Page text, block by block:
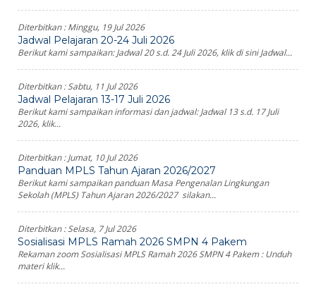
Diterbitkan :Minggu, 19 Jul 2026
Jadwal Pelajaran 20-24 Juli 2026
Berikut kami sampaikan: Jadwal 20 s.d. 24 Juli 2026, klik di sini Jadwal...
Diterbitkan :Sabtu, 11 Jul 2026
Jadwal Pelajaran 13-17 Juli 2026
Berikut kami sampaikan informasi dan jadwal: Jadwal 13 s.d. 17 Juli
2026, klik...
Diterbitkan :Jumat, 10 Jul 2026
Panduan MPLS Tahun Ajaran 2026/2027
Berikut kami sampaikan panduan Masa Pengenalan Lingkungan
Sekolah (MPLS) Tahun Ajaran 2026/2027 silakan...
Diterbitkan :Selasa, 7 Jul 2026
Sosialisasi MPLS Ramah 2026 SMPN 4 Pakem
Rekaman zoom Sosialisasi MPLS Ramah 2026 SMPN 4 Pakem : Unduh
materi klik...